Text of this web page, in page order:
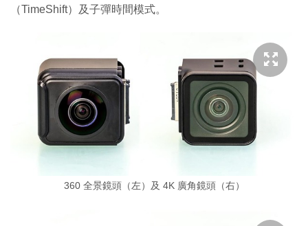
（TimeShift）及子彈時間模式。
360 全景鏡頭（左）及 4K 廣角鏡頭（右）